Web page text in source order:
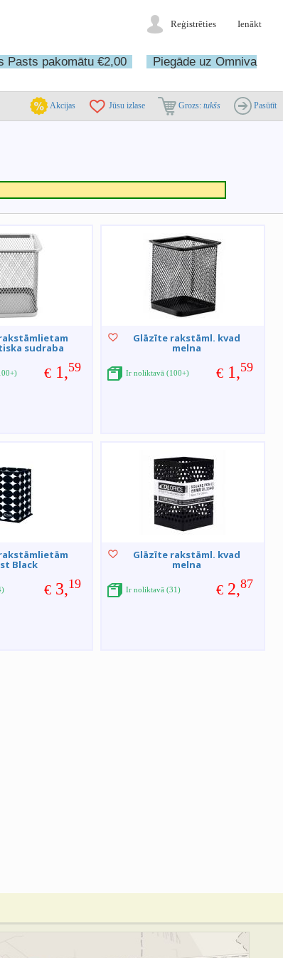
Reģistrēties Ienākt
Pasts pakomātu €2,00
Piegāde uz Omniva
Akcijas Jūsu izlase Grozs: tukšs Pasūtīt
sudraba
€ 1,59
Glāzīte rakstāml. kvad
melna
€ 1,59
Ir noliktavā (100+)
Black
€ 3,19
Glāzīte rakstāml. kvad
melna
€ 2,87
Ir noliktavā (31)